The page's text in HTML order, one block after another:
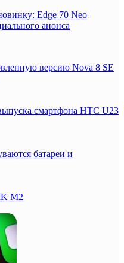
Edge 70 Neo
анонса
версию Nova 8 SE
смартфона HTC U23
батареи и
M2